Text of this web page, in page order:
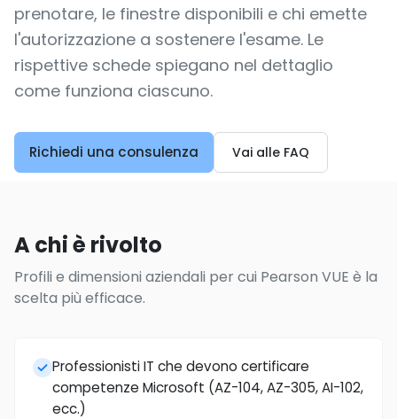
prenotare, le finestre disponibili e chi emette
l'autorizzazione a sostenere l'esame. Le
rispettive schede spiegano nel dettaglio
come funziona ciascuno.
Richiedi una consulenza Vai alle FAQ
A chi è rivolto
Profili e dimensioni aziendali per cui Pearson VUE è la
scelta più efficace.
Professionisti IT che devono certificare
competenze Microsoft (AZ-104, AZ-305, AI-102,
ecc.)